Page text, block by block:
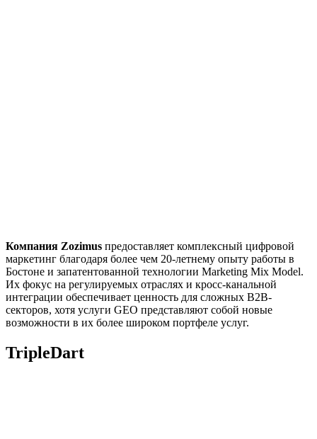
Компания Zozimus предоставляет комплексный цифровой
маркетинг благодаря более чем 20-летнему опыту работы в
Бостоне и запатентованной технологии Marketing Mix Model.
Их фокус на регулируемых отраслях и кросс-канальной
интеграции обеспечивает ценность для сложных B2B-
секторов, хотя услуги GEO представляют собой новые
возможности в их более широком портфеле услуг.
TripleDart